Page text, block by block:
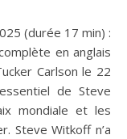
en anglais
Carlson le 22
de Steve
mondiale et les
Steve Witkoff n’a